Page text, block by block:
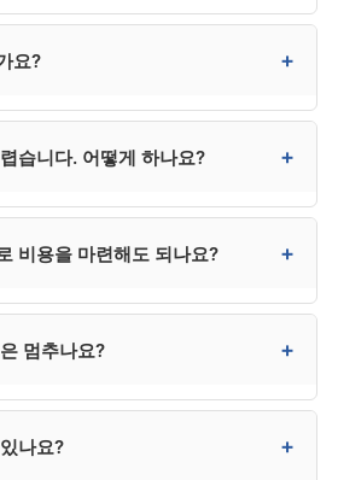
릴 수도 있습니다.
요? +
만 원 수준입니다. 법무사는
있습니다.
습니다. 어떻게 하나요? +
발급해줍니다. 본인은 신분증·통장
비용을 마련해도 되나요? +
줍니다. 사무소 분납, 카드 무이자
멈추나요? +
박한 경우 신청과 동시에
나요? +